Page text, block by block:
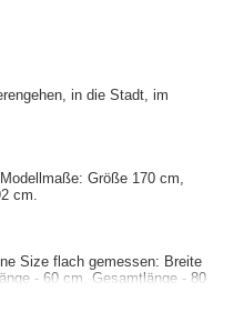
in die Stadt, im
Größe 170 cm,
cm.
Size flach gemessen: Breite
- 60 cm, Gesamtlänge - 80